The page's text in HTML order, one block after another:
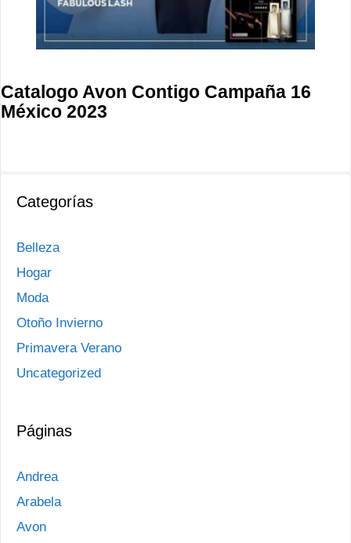
Catalogo Avon Contigo Campaña 16
México 2023
Categorías
Belleza
Hogar
Moda
Otoño Invierno
Primavera Verano
Uncategorized
Páginas
Andrea
Arabela
Avon